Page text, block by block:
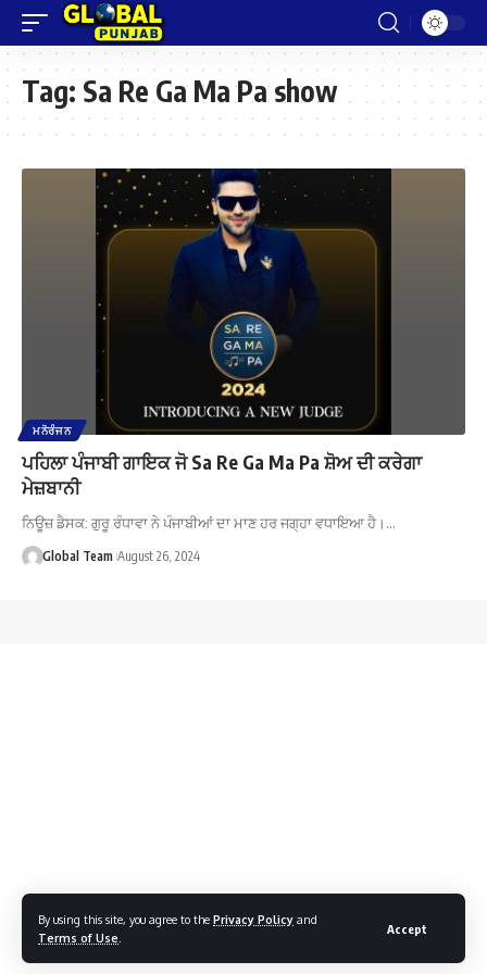
By using this site, you agree to the Privacy Policy and
Terms of Use
Accept
Tag: Sa Re Ga Ma Pa show
ਮਨੋਰੰਜਨ
ਪਹਿਲਾ ਪੰਜਾਬੀ ਗਾਇਕ ਜੋ Sa Re Ga Ma Pa ਸ਼ੋਅ ਦੀ ਕਰੇਗਾ
ਮੇਜ਼ਬਾਨੀ
ਨਿਊਜ਼ ਡੈਸਕ: ਗੁਰੂ ਰੰਧਾਵਾ ਨੇ ਪੰਜਾਬੀਆਂ ਦਾ ਮਾਣ ਹਰ ਜਗ੍ਹਾ ਵਧਾਇਆ ਹੈ।…
Global Team August 26, 2024